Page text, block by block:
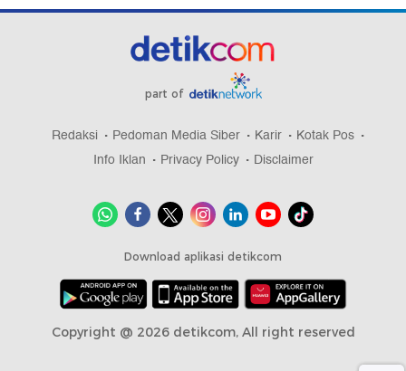
part of
Redaksi Pedoman Media Siber Karir
Kotak Pos
Info Iklan
Privacy Policy Disclaimer
Download aplikasi detikcom
Copyright @ 2026 detikcom, All right reserved